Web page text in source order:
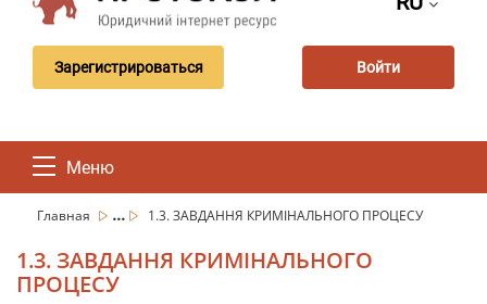
Зарегистрироваться Войти
Меню
Главная ... 1.3. ЗАВДАННЯ КРИМІНАЛЬНОГО ПРОЦЕСУ
1.3. ЗАВДАННЯ КРИМІНАЛЬНОГО
ПРОЦЕСУ